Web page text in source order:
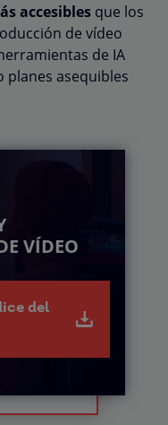
accesibles que los
de vídeo
de IA
planes asequibles
VÍDEO
del